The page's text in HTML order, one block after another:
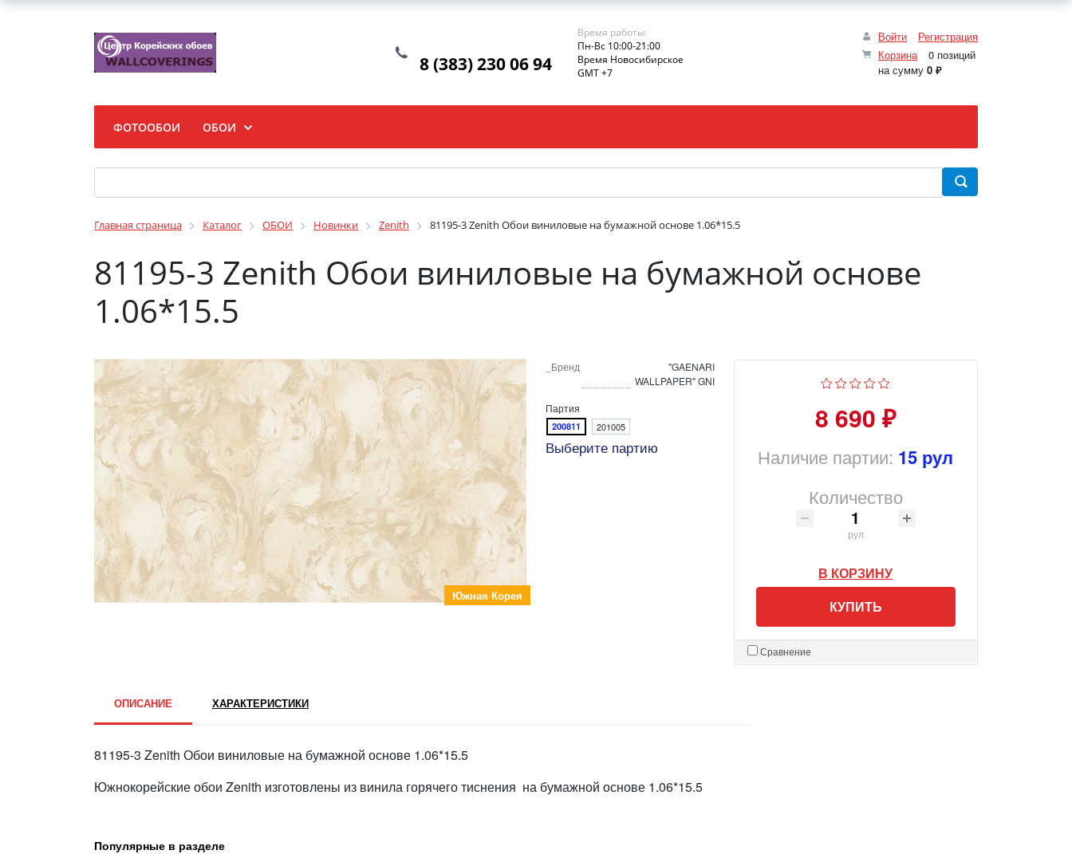
Войти
Регистрация
Корзина
0 позиций
на сумму 0 ₽
8 (383) 230 06 94
Время работы:
Пн-Вс 10:00-21:00
Время Новосибирское
GMT +7
ФОТООБОИ ОБОИ
Главная страница Каталог ОБОИ Новинки Zenith 81195-3 Zenith Обои виниловые на бумажной основе 1.06*15.5
81195-3 Zenith Обои виниловые на бумажной основе
1.06*15.5
Южная Корея
_Бренд
"GAENARI
WALLPAPER" GNI
Партия
200811 201005
Выберите партию
8 690 ₽
Наличие партии: 15 рул
Количество
рул
В КОРЗИНУ
КУПИТЬ
Сравнение
ОПИСАНИЕ ХАРАКТЕРИСТИКИ
81195-3 Zenith Обои виниловые на бумажной основе 1.06*15.5
Южнокорейские обои Zenith изготовлены из винила горячего тиснения на бумажной основе 1.06*15.5
Популярные в разделе